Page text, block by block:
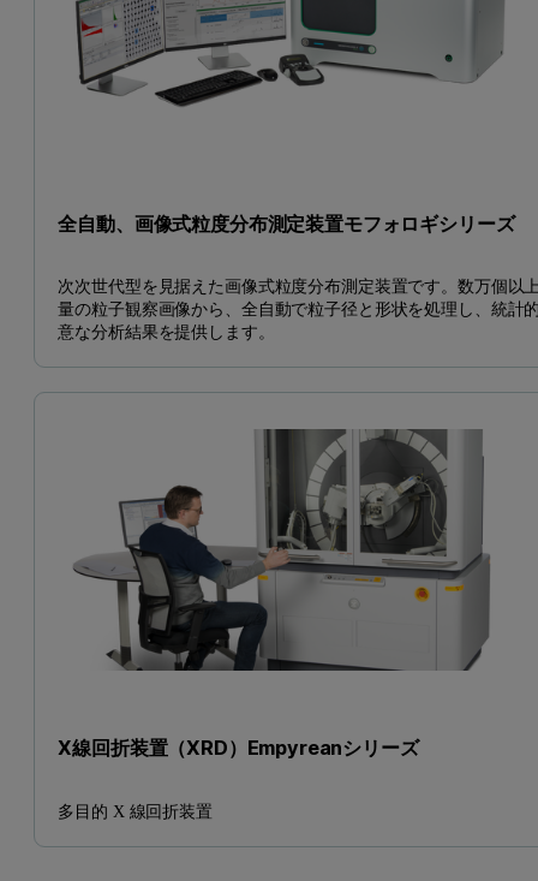
全自動、画像式粒度分布測定装置モフォロギシリーズ
次次世代型を見据えた画像式粒度分布測定装置です。数万個以
量の粒子観察画像から、全自動で粒子径と形状を処理し、統計
意な分析結果を提供します。
X線回折装置（XRD）Empyreanシリーズ
多目的 X 線回折装置